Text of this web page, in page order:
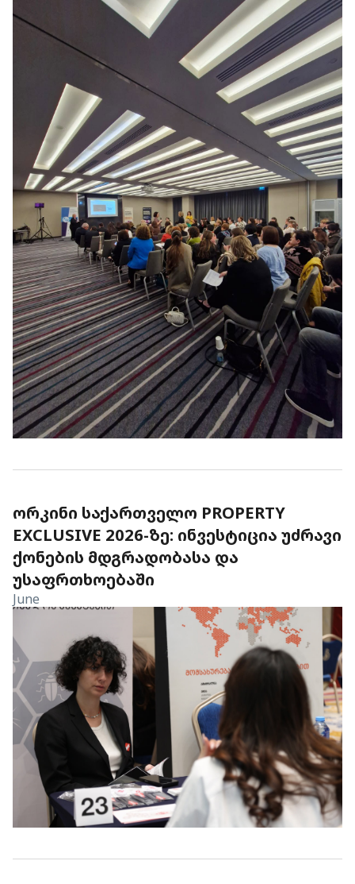
ᲝᲠᲙᲘᲜᲘ ᲡᲐᲥᲐᲠᲗᲕᲔᲚᲝ PROPERTY
EXCLUSIVE 2026-ᲖᲔ: ᲘᲜᲕᲔᲡᲢᲘᲪᲘᲐ ᲣᲫᲠᲐᲕᲘ
ᲥᲝᲜᲔᲑᲘᲡ ᲛᲓᲒᲠᲐᲓᲝᲑᲐᲡᲐ ᲓᲐ
ᲣᲡᲐᲤᲠᲗᲮᲝᲔᲑᲐᲨᲘ
June